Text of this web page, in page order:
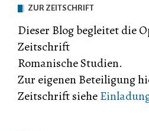
ZUR ZEITSCHRIFT
Dieser Blog begleitet die
Zeitschrift
Romanische Studien.
Zur eigenen Beteiligung
Zeitschrift siehe